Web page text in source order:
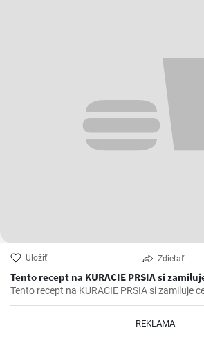
Uložiť Zdieľať
Tento recept na KURACIE PRSIA si
Tento recept na KURACIE PRSIA si zamiluje
REKLAMA